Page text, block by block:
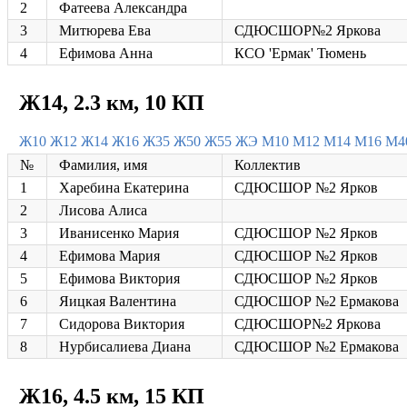
2
Фатеева Александра
3
Митюрева Ева
СДЮСШОР№2 Яркова
4
Ефимова Анна КСО 'Ермак' Тюмень
Ж14, 2.3 км, 10 КП
Ж10 Ж12 Ж14 Ж16 Ж35 Ж50 Ж55 ЖЭ М10 М12 М14 М16
№
Фамилия, имя
Коллектив
1
Харебина Екатерина
СДЮСШОР №2 Ярков
2
Лисова Алиса
3
Иванисенко Мария
СДЮСШОР №2 Ярков
4
Ефимова Мария
СДЮСШОР №2 Ярков
5
Ефимова Виктория
СДЮСШОР №2 Ярков
6
Яицкая Валентина
СДЮСШОР №2 Ермакова
7
Сидорова Виктория
СДЮСШОР№2 Яркова
8
Нурбисалиева Диана СДЮСШОР №2 Ермакова
Ж16, 4.5 км, 15 КП